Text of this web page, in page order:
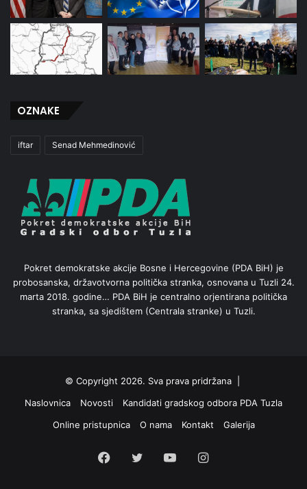
OZNAKE
iftar Senad Mehmedinović
Pokret demokratske akcije Bosne i Hercegovine (PDA BiH) je
probosanska, državotvorna politička stranka, osnovana u Tuzli 24.
marta 2018. godine… PDA BiH je centralno orjentirana politička
stranka, sa sjedištem (Centrala stranke) u Tuzli.
© Copyright 2026. Sva prava pridržana |
Naslovnica
Novosti
Kandidati gradskog odbora PDA Tuzla
Online pristupnica
O nama Kontakt Galerija
Facebook
Twitter YouTubeInstagram